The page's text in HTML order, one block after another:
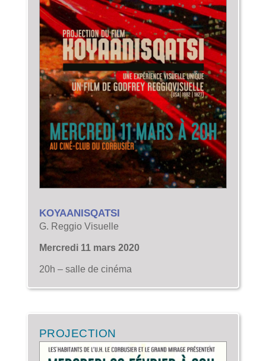
KOYAANISQATSI
G. Reggio Visuelle
Mercredi 11 mars 2020
20h – salle de cinéma
PROJECTION